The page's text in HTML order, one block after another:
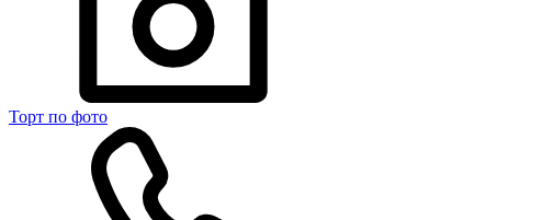
Торт по фото